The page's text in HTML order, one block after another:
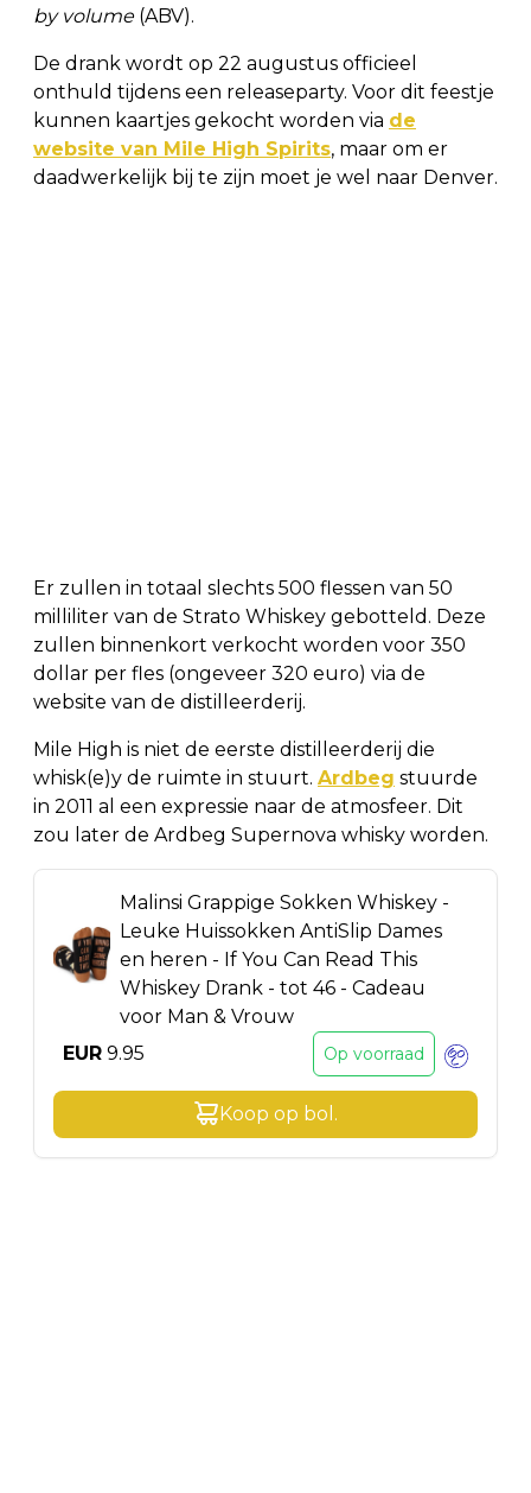
by volume(ABV).
De drank wordt op 22 augustus officieel
onthuld tijdens een releaseparty. Voor dit feestje
kunnen kaartjes gekocht worden via de
website van Mile High Spirits, maar om er
daadwerkelijk bij te zijn moet je wel naar Denver.
Er zullen in totaal slechts 500 flessen van 50
milliliter van de Strato Whiskey gebotteld. Deze
zullen binnenkort verkocht worden voor 350
dollar per fles (ongeveer 320 euro) via de
website van de distilleerderij.
Mile High is niet de eerste distilleerderij die
whisk(e)y de ruimte in stuurt. Ardbeg stuurde
in 2011 al een expressie naar de atmosfeer. Dit
zou later de Ardbeg Supernova whisky worden.
Malinsi Grappige Sokken Whiskey -
Leuke Huissokken AntiSlip Dames
en heren - If You Can Read This
Whiskey Drank - tot 46 - Cadeau
voor Man & Vrouw
EUR 9.95 Op voorraad
Koop op bol .